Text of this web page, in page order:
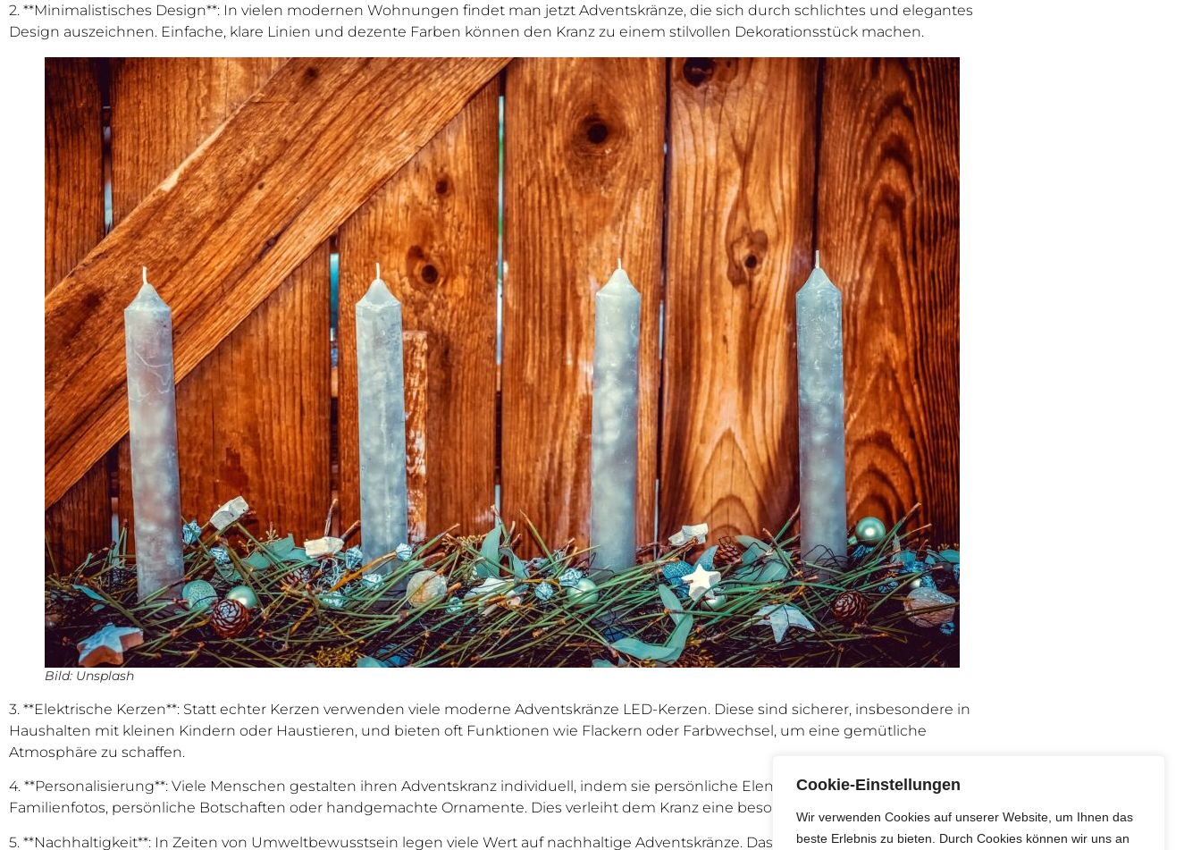
Cookie-Einstellungen
Wir verwenden Cookies auf unserer Website, um Ihnen das
beste Erlebnis zu bieten. Durch Cookies können wir uns an
2. **Minimalistisches Design**: In vielen modernen Wohnungen findet man jetzt Adventskränze, die sich durch schlichtes und elegantes
Design auszeichnen. Einfache, klare Linien und dezente Farben können den Kranz zu einem stilvollen Dekorationsstück machen.
Bild: Unsplash
3. **Elektrische Kerzen**: Statt echter Kerzen verwenden viele moderne Adventskränze LED-Kerzen. Diese sind sicherer, insbesondere in
Haushalten mit kleinen Kindern oder Haustieren, und bieten oft Funktionen wie Flackern oder Farbwechsel, um eine gemütliche
Atmosphäre zu schaffen.
4. **Personalisierung**: Viele Menschen gestalten ihren Adventskranz individuell, indem sie persönliche Elemente hinzufügen, wie z.B.
Familienfotos, persönliche Botschaften oder handgemachte Ornamente. Dies verleiht dem Kranz eine besondere, persönliche Note.
5. **Nachhaltigkeit**: In Zeiten von Umweltbewusstsein legen viele Wert auf nachhaltige Adventskränze. Das bedeutet, dass Materialien